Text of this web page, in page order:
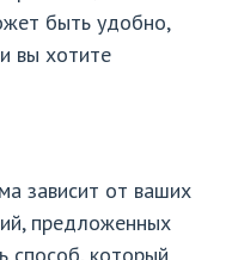
быть удобно,
вы хотите
зависит от ваших
предложенных